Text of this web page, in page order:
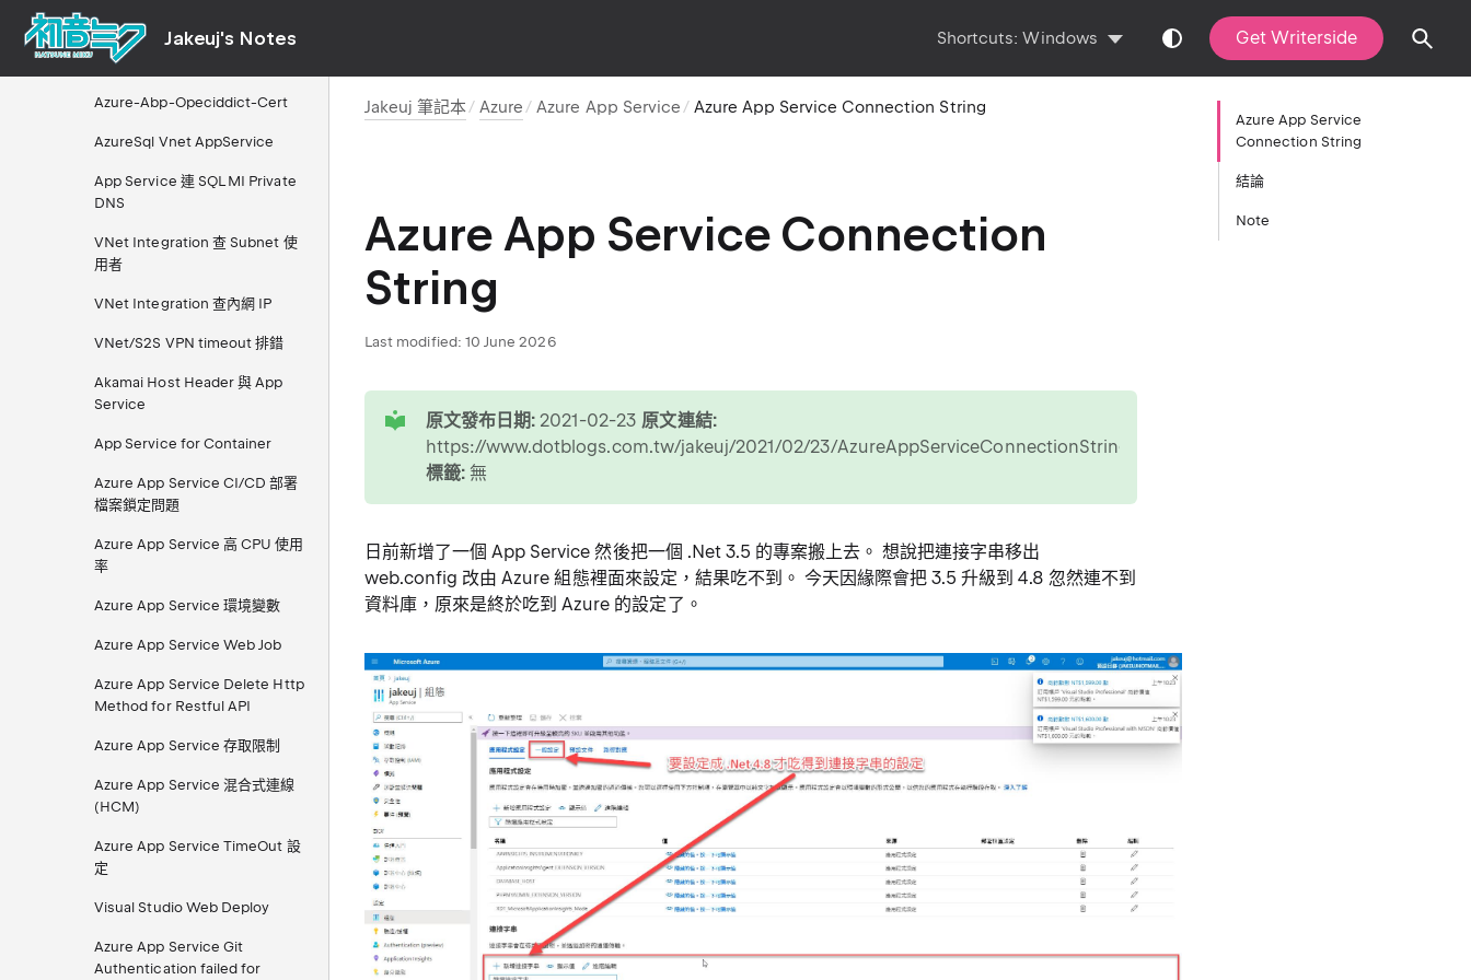
Jakeuj's Notes Shortcuts:Windows Get Writerside
Azure Managed Identity 受控識
Azure-Abp-Opeciddict-Cert
AzureSql Vnet AppService
App Service 連 SQL MI Private
DNS
VNet Integration 查 Subnet 使
用者
VNet Integration 查內網 IP
VNet/S2S VPN timeout 排錯
Akamai Host Header 與 App
Service
App Service for Container
Azure App Service CI/CD 部署
檔案鎖定問題
Azure App Service 高 CPU 使用
率
Azure App Service 環境變數
Azure App Service Web Job
Azure App Service Delete Http
Method for Restful API
Azure App Service 存取限制
Azure App Service 混合式連線
(HCM)
Azure App Service TimeOut 設
定
Visual Studio Web Deploy
Azure App Service Git
Authentication failed for
Jakeuj 筆記本 Azure Azure App Service Azure App Service Connection String
Azure App Service Connection
String
Last modified: 10 June 2026
原文發布日期: 2021-02-23 原文連結:
https://www.dotblogs.com.tw/jakeuj/2021/02/23/AzureAppServiceConnectionString
標籤: 無
日前新增了一個 App Service 然後把一個 .Net 3.5 的專案搬上去。 想說把連接字串移出
web.config 改由 Azure 組態裡面來設定，結果吃不到。 今天因緣際會把 3.5 升級到 4.8 忽然連不到
資料庫，原來是終於吃到 Azure 的設定了。
Azure App Service
Connection String
結論
Note